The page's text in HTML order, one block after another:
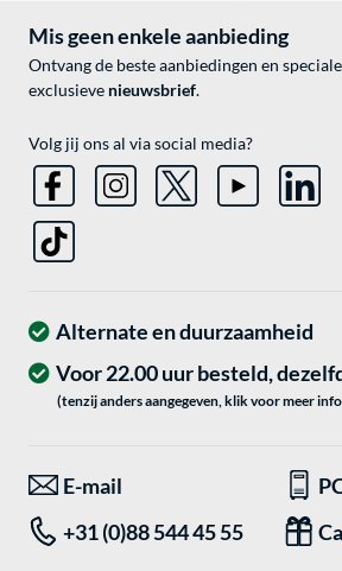
Mis geen enkele aanbieding
Ontvang de beste aanbiedingen en
exclusieve nieuwsbrief.
Volg jij ons al via social media?
Alternate en duurzaamheid
Voor 22.00 uur besteld,
(tenzij anders aangegeven, klik voor meer
E-mail
+31 (0)88 544 45 55